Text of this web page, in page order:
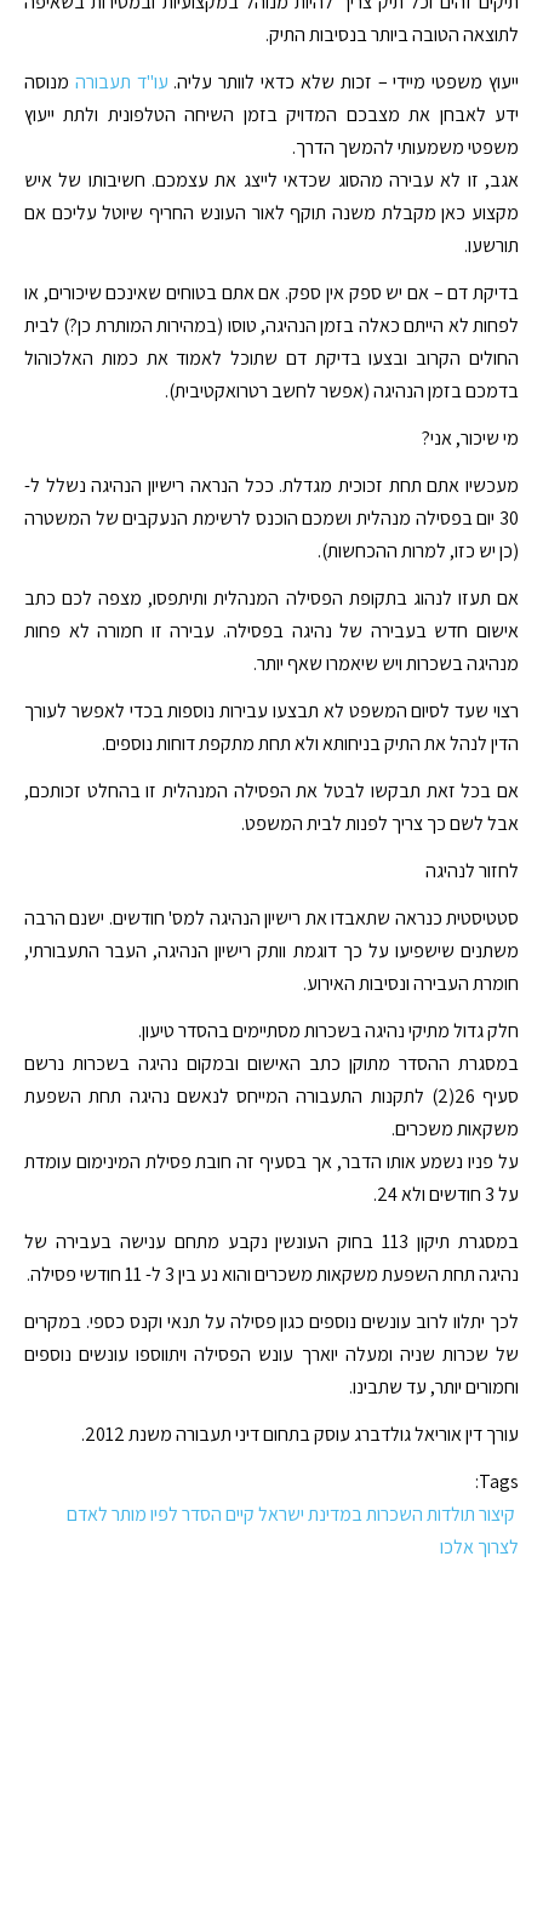
לתוצאה הטובה ביותר בנסיבות התיק.
ייעוץ משפטי מיידי – זכות שלא כדאי לוותר עליה. עו"ד תעבורה מנוסה
ידע לאבחן את מצבכם המדויק בזמן השיחה הטלפונית ולתת ייעוץ
משפטי משמעותי להמשך הדרך.
אגב, זו לא עבירה מהסוג שכדאי לייצג את עצמכם. חשיבותו של איש
מקצוע כאן מקבלת משנה תוקף לאור העונש החריף שיוטל עליכם אם
תורשעו.
בדיקת דם – אם יש ספק אין ספק. אם אתם בטוחים שאינכם שיכורים, או
לפחות לא הייתם כאלה בזמן הנהיגה, טוסו (במהירות המותרת כן?) לבית
החולים הקרוב ובצעו בדיקת דם שתוכל לאמוד את כמות האלכוהול
בדמכם בזמן הנהיגה (אפשר לחשב רטרואקטיבית).
מי שיכור, אני?
מעכשיו אתם תחת זכוכית מגדלת. ככל הנראה רישיון הנהיגה נשלל ל-
30 יום בפסילה מנהלית ושמכם הוכנס לרשימת הנעקבים של המשטרה
(כן יש כזו, למרות ההכחשות).
אם תעזו לנהוג בתקופת הפסילה המנהלית ותיתפסו, מצפה לכם כתב
אישום חדש בעבירה של נהיגה בפסילה. עבירה זו חמורה לא פחות
מנהיגה בשכרות ויש שיאמרו שאף יותר.
רצוי שעד לסיום המשפט לא תבצעו עבירות נוספות בכדי לאפשר לעורך
הדין לנהל את התיק בניחותא ולא תחת מתקפת דוחות נוספים.
אם בכל זאת תבקשו לבטל את הפסילה המנהלית זו בהחלט זכותכם,
אבל לשם כך צריך לפנות לבית המשפט.
לחזור לנהיגה
סטטיסטית כנראה שתאבדו את רישיון הנהיגה למס' חודשים. ישנם הרבה
משתנים שישפיעו על כך דוגמת וותק רישיון הנהיגה, העבר התעבורתי,
חומרת העבירה ונסיבות האירוע.
חלק גדול מתיקי נהיגה בשכרות מסתיימים בהסדר טיעון.
במסגרת ההסדר מתוקן כתב האישום ובמקום נהיגה בשכרות נרשם
סעיף 26(2) לתקנות התעבורה המייחס לנאשם נהיגה תחת השפעת
משקאות משכרים.
על פניו נשמע אותו הדבר, אך בסעיף זה חובת פסילת המינימום עומדת
על 3 חודשים ולא 24.
במסגרת תיקון 113 בחוק העונשין נקבע מתחם ענישה בעבירה של
נהיגה תחת השפעת משקאות משכרים והוא נע בין 3 ל- 11 חודשי פסילה.
לכך יתלוו לרוב עונשים נוספים כגון פסילה על תנאי וקנס כספי. במקרים
של שכרות שניה ומעלה יוארך עונש הפסילה ויתווספו עונשים נוספים
וחמורים יותר, עד שתבינו.
עורך דין אוריאל גולדברג עוסק בתחום דיני תעבורה משנת 2012.
Tags:
קיצור תולדות השכרות במדינת ישראל קיים הסדר לפיו מותר לאדם
לצרוך אלכו